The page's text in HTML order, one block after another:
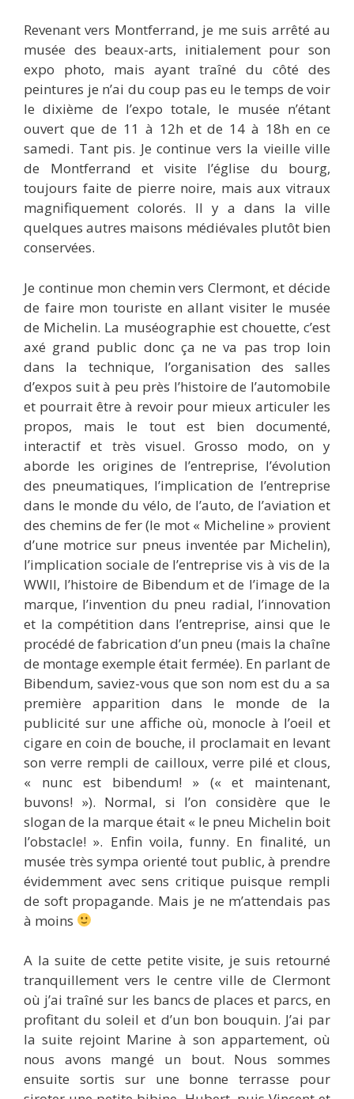
Revenant vers Montferrand, je me suis arrêté au
musée des beaux-arts, initialement pour son
expo photo, mais ayant traîné du côté des
peintures je n’ai du coup pas eu le temps de voir
le dixième de l’expo totale, le musée n’étant
ouvert que de 11 à 12h et de 14 à 18h en ce
samedi. Tant pis. Je continue vers la vieille ville
de Montferrand et visite l’église du bourg,
toujours faite de pierre noire, mais aux vitraux
magnifiquement colorés. Il y a dans la ville
quelques autres maisons médiévales plutôt bien
conservées.
Je continue mon chemin vers Clermont, et décide
de faire mon touriste en allant visiter le musée
de Michelin. La muséographie est chouette, c’est
axé grand public donc ça ne va pas trop loin
dans la technique, l’organisation des salles
d’expos suit à peu près l’histoire de l’automobile
et pourrait être à revoir pour mieux articuler les
propos, mais le tout est bien documenté,
interactif et très visuel. Grosso modo, on y
aborde les origines de l’entreprise, l’évolution
des pneumatiques, l’implication de l’entreprise
dans le monde du vélo, de l’auto, de l’aviation et
des chemins de fer (le mot « Micheline » provient
d’une motrice sur pneus inventée par Michelin),
l’implication sociale de l’entreprise vis à vis de la
WWII, l’histoire de Bibendum et de l’image de la
marque, l’invention du pneu radial, l’innovation
et la compétition dans l’entreprise, ainsi que le
procédé de fabrication d’un pneu (mais la chaîne
de montage exemple était fermée). En parlant de
Bibendum, saviez-vous que son nom est du a sa
première apparition dans le monde de la
publicité sur une affiche où, monocle à l’oeil et
cigare en coin de bouche, il proclamait en levant
son verre rempli de cailloux, verre pilé et clous,
« nunc est bibendum! » (« et maintenant,
buvons! »). Normal, si l’on considère que le
slogan de la marque était « le pneu Michelin boit
l’obstacle! ». Enfin voila, funny. En finalité, un
musée très sympa orienté tout public, à prendre
évidemment avec sens critique puisque rempli
de soft propagande. Mais je ne m’attendais pas
à moins
A la suite de cette petite visite, je suis retourné
tranquillement vers le centre ville de Clermont
où j’ai traîné sur les bancs de places et parcs, en
profitant du soleil et d’un bon bouquin. J’ai par
la suite rejoint Marine à son appartement, où
nous avons mangé un bout. Nous sommes
ensuite sortis sur une bonne terrasse pour